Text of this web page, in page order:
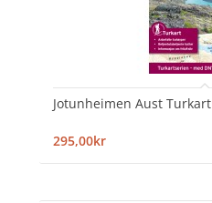
Jotunheimen Aust Turkart
295,00kr